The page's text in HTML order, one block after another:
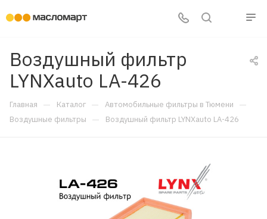
Воздушный фильтр
LYNXauto LA-426
Главная — Каталог — Автомобильные фильтры в Тюмени —
Воздушные фильтры — Воздушный фильтр LYNXauto LA-426